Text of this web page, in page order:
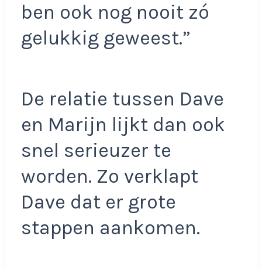
ben ook nog nooit zó
gelukkig geweest.”
De relatie tussen Dave
en Marijn lijkt dan ook
snel serieuzer te
worden. Zo verklapt
Dave dat er grote
stappen aankomen.